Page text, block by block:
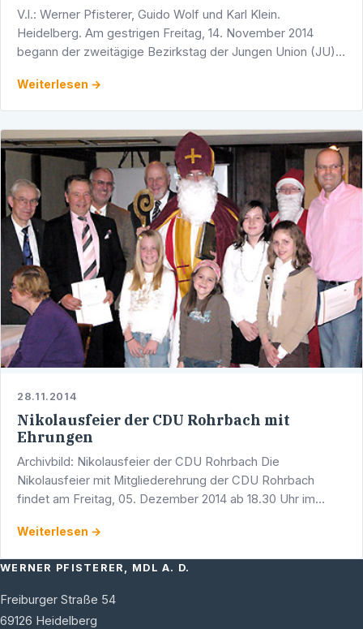
V.l.: Werner Pfisterer, Guido Wolf und Karl Klein.
Heidelberg. Am gestrigen Freitag, 14. November 2014
begann der zweitägige Bezirkstag der Jungen Union (JU)
Selbstverständlich …
Weiterlesen →
28.11.2014
Nikolausfeier der CDU Rohrbach mit
Ehrungen
Archivbild: Nikolausfeier der CDU Rohrbach Die
Nikolausfeier mit Mitgliederehrung der CDU Rohrbach
findet am Freitag, 05. Dezember 2014 ab 18.30 Uhr im
Rohrbach …
Weiterlesen →
WERNER PFISTERER, MDL A. D.
Freiburger Straße 54
69126 Heidelberg